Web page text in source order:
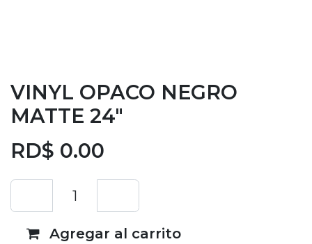
VINYL OPACO NEGRO
MATTE 24"
RD$ 0.00
Agregar al carrito